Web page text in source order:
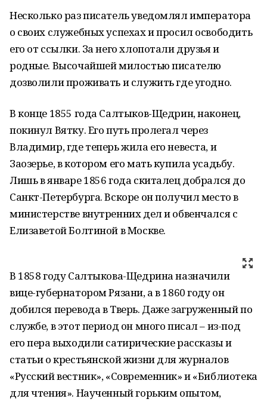
Несколько раз писатель уведомлял императора
о своих служебных успехах и просил освободить
его от ссылки. За него хлопотали друзья и
родные. Высочайшей милостью писателю
дозволили проживать и служить где угодно.
В конце 1855 года Салтыков-Щедрин, наконец,
покинул Вятку. Его путь пролегал через
Владимир, где теперь жила его невеста, и
Заозерье, в котором его мать купила усадьбу.
Лишь в январе 1856 года скиталец добрался до
Санкт-Петербурга. Вскоре он получил место в
министерстве внутренних дел и обвенчался с
Елизаветой Болтиной в Москве.
В 1858 году Салтыкова-Щедрина назначили
вице-губернатором Рязани, а в 1860 году он
добился перевода в Тверь. Даже загруженный по
службе, в этот период он много писал – из-под
его пера выходили сатирические рассказы и
статьи о крестьянской жизни для журналов
«Русский вестник», «Современник» и «Библиотека
для чтения». Наученный горьким опытом,